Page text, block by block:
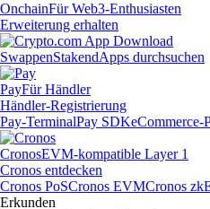
OnchainFür Web3-Enthusiasten
Erweiterung erhalten
SwappenStakendApps durchsuchen
PayFür Händler
Händler-Registrierung
Pay-TerminalPay SDKeCommerce-
CronosEVM-kompatible Layer 1
Cronos entdecken
Cronos PoSCronos EVMCronos
Erkunden